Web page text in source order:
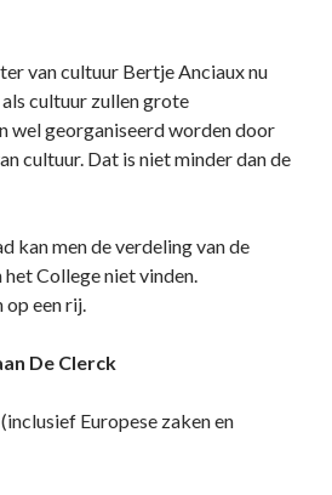
van cultuur Bertje Anciaux nu
cultuur zullen grote
wel georganiseerd worden door
cultuur. Dat is niet minder dan de
kan men de verdeling van de
College niet vinden.
op een rij.
De Clerck
Europese zaken en